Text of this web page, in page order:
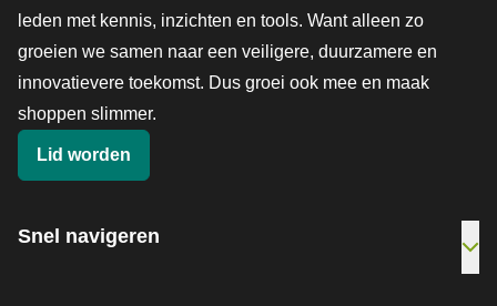
leden met kennis, inzichten en tools. Want alleen zo
groeien we samen naar een veiligere, duurzamere en
innovatievere toekomst. Dus groei ook mee en maak
shoppen slimmer.
Lid worden
Snel navigeren